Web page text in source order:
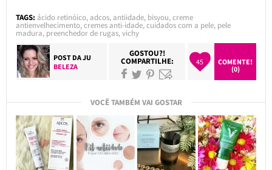
TAGS: ácido retinóico,adcos,antiidade, bisyou,creme
antienvelhecimento,cremes anti-idade,cuidados com a pele, pele
madura, preenchedor de rugas,vichy
POST DAJU
BELEZA
GOSTOU?!
COMPARTILHE: 45
COMENTE!
(0)
VOCÊ TAMBÉM VAI GOSTAR